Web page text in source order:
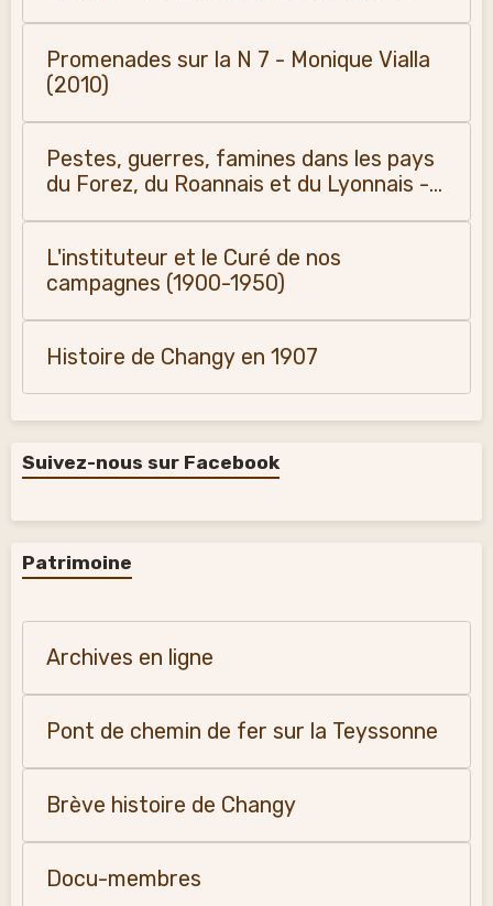
Promenades sur la N 7 - Monique Vialla
(2010)
Pestes, guerres, famines dans les pays
du Forez, du Roannais et du Lyonnais -
L'instituteur et le Curé de nos
campagnes (1900-1950)
Histoire de Changy en 1907
Suivez-nous sur Facebook
Patrimoine
Archives en ligne
Pont de chemin de fer sur la Teyssonne
Brève histoire de Changy
Docu-membres